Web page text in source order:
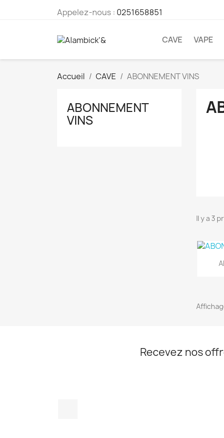
Appelez-nous : 0251658851
CAVE VAPE
Accueil CAVE ABONNEMENT VINS
ABONNEMENT
VINS
Il y a 3
Recevez nos